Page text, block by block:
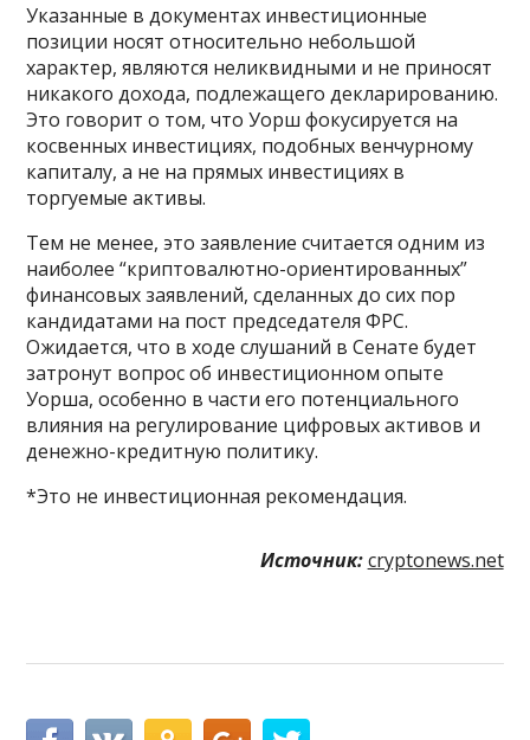
Указанные в документах инвестиционные
позиции носят относительно небольшой
характер, являются неликвидными и не приносят
никакого дохода, подлежащего декларированию.
Это говорит о том, что Уорш фокусируется на
косвенных инвестициях, подобных венчурному
капиталу, а не на прямых инвестициях в
торгуемые активы.
Тем не менее, это заявление считается одним из
наиболее “криптовалютно-ориентированных”
финансовых заявлений, сделанных до сих пор
кандидатами на пост председателя ФРС.
Ожидается, что в ходе слушаний в Сенате будет
затронут вопрос об инвестиционном опыте
Уорша, особенно в части его потенциального
влияния на регулирование цифровых активов и
денежно-кредитную политику.
*Это не инвестиционная рекомендация.
Источник: cryptonews.net